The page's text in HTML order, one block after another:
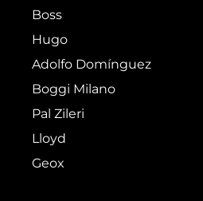
Boss
Hugo
Adolfo Domínguez
Boggi Milano
Pal Zileri
Lloyd
Geox